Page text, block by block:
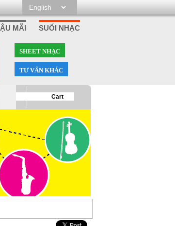
MÃI SUỐI NHẠC
SHEET NHẠC
TƯ VẤN KHÁC
Cart